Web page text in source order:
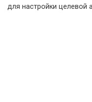
для настройки целевой